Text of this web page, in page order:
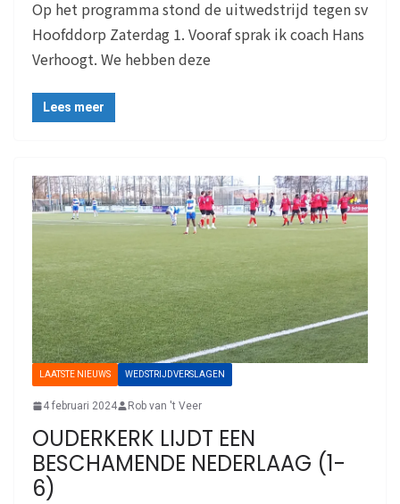
Op het programma stond de uitwedstrijd tegen sv
Hoofddorp Zaterdag 1. Vooraf sprak ik coach Hans
Verhoogt. We hebben deze
Lees meer
LAATSTE NIEUWS WEDSTRIJDVERSLAGEN
4 februari 2024 Rob van 't Veer
OUDERKERK LIJDT EEN
BESCHAMENDE NEDERLAAG (1-
6)